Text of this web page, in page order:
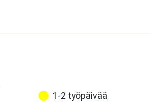
1-2 työpäivää